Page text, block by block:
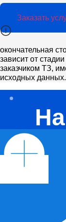
Заказать
окончательная
зависит от
заказчиком ТЗ,
исходных данных.